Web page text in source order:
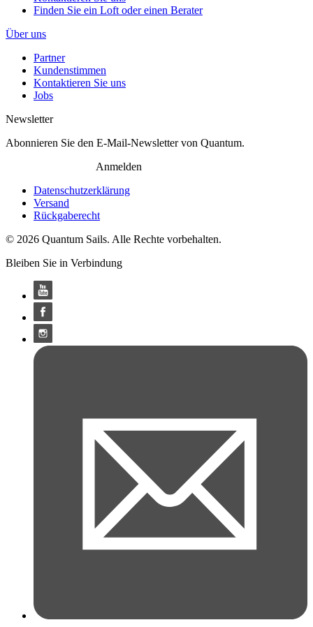
Finden Sie ein Loft oder einen Berater
Über uns
Partner
Kundenstimmen
Kontaktieren Sie uns
Jobs
Newsletter
Abonnieren Sie den E-Mail-Newsletter von Quantum.
Anmelden
Datenschutzerklärung
Versand
Rückgaberecht
© 2026 Quantum Sails. Alle Rechte vorbehalten.
Bleiben Sie in Verbindung